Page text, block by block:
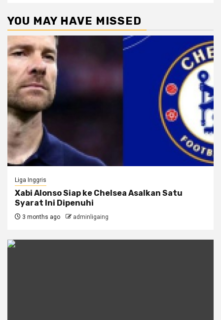
YOU MAY HAVE MISSED
Liga Inggris
Xabi Alonso Siap ke Chelsea Asalkan Satu
Syarat Ini Dipenuhi
3 months ago adminligaing